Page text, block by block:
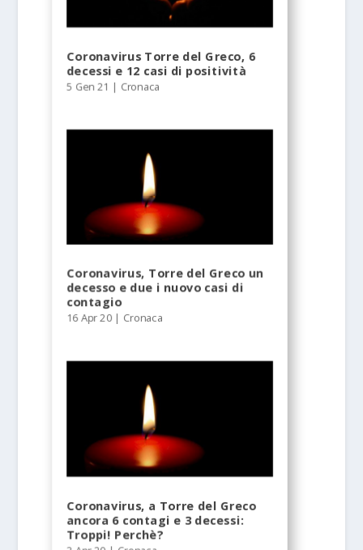
Coronavirus Torre del Greco, 6
decessi e 12 casi di positività
5 Gen 21 | Cronaca
Coronavirus, Torre del Greco un
decesso e due i nuovo casi di
contagio
16 Apr 20 | Cronaca
Coronavirus, a Torre del Greco
ancora 6 contagi e 3 decessi:
Troppi! Perchè?